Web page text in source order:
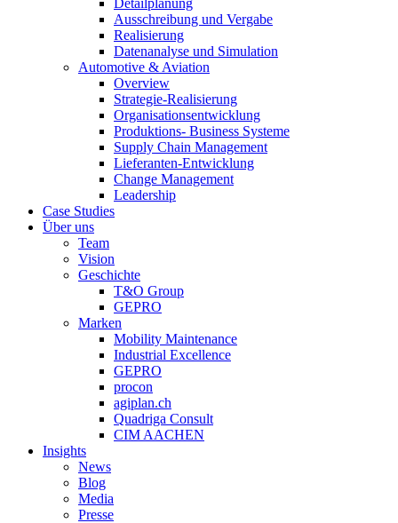
Detailplanung
Ausschreibung und Vergabe
Realisierung
Datenanalyse und Simulation
Automotive & Aviation
Overview
Strategie-Realisierung
Organisationsentwicklung
Produktions- Business Systeme
Supply Chain Management
Lieferanten-Entwicklung
Change Management
Leadership
Case Studies
Über uns
Team
Vision
Geschichte
T&O Group
GEPRO
Marken
Mobility Maintenance
Industrial Excellence
GEPRO
procon
agiplan.ch
Quadriga Consult
CIM AACHEN
Insights
News
Blog
Media
Presse